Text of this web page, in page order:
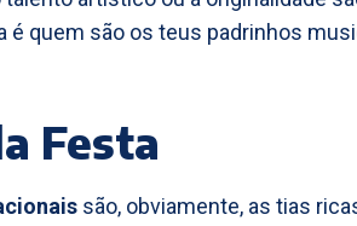
é quem são os teus padrinhos
Festa
são, obviamente, as tias